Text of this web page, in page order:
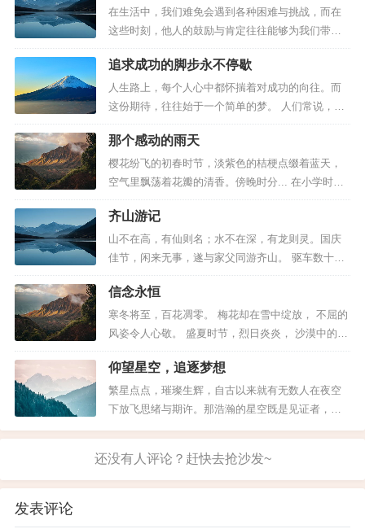
在生活中，我们难免会遇到各种困难与挑战，而在
这些时刻，他人的鼓励与肯定往往能够为我们带来
重要的力量。记得今年学校举办的综合实践活动，
我有幸参与其中。眼下正值活动总结会前夕，生物
组需要制作幻灯片进行演讲展示，我主动承担起了
这项任务。尽管内心有些忐忑不安，但一想到能得
到老师的指导和帮助，便增添了许多信心...
追求成功的脚步永不停歇
人生路上，每个人心中都怀揣着对成功的向往。而
这份期待，往往始于一个简单的梦。 人们常说，梦
想是打开成功之门的钥匙。但很少有人意识到，这
把钥匙并非轻而易举就能获得。它需要我们在时光
的长河里，用日复一日的学习和积累来铸就。 有人
说，成功就是汗水的凝结。这句话道出了成功的真
谛：没有艰辛付出的人，...
那个感动的雨天
樱花纷飞的初春时节，淡紫色的桔梗点缀着蓝天，
空气里飘荡着花瓣的清香。傍晚时分... 在小学时
期，家长们总是无微不至地关心着孩子的校园生
活：是否吃饱、学习成绩是否有波动、与同学之间
是否和谐相处等问题总让父母们牵挂不已。因此，
大多数家长都会选择亲自送饭给孩子。而我，同样
享受着这份来自母亲的关爱。 记...
齐山游记
山不在高，有仙则名；水不在深，有龙则灵。国庆
佳节，闲来无事，遂与家父同游齐山。 驱车数十
里，远望山巅插有一旗，上书“齐山”。复行二三里，
方见齐山真容：悬崖峭壁林立，山清水秀人家，流
水潺潺有声，实乃壮观之极。 抵齐山，入门而行，
道旁百花竞放，色彩斑斓，引得游人驻足拍照。花
香鸟语，清风徐来，令人心旷...
信念永恒
寒冬将至，百花凋零。 梅花却在雪中绽放， 不屈的
风姿令人心敬。 盛夏时节，烈日炎炎， 沙漠中的仙
人掌， 默默积蓄生命的能量。 当人们问起： 何物
坚韧无双？ 小小花朵给出了答案： 信念常驻， 何
惧艰难？...
仰望星空，追逐梦想
繁星点点，璀璨生辉，自古以来就有无数人在夜空
下放飞思绪与期许。那浩瀚的星空既是见证者，也
是永恒的激励者，守护着人类对美好未来的向往与
邪的力量。看到鸟儿翱翔天际，我们便渴望拥有一
片属于自己的天空；看见鱼群遨游深海，我们就梦
发表评论